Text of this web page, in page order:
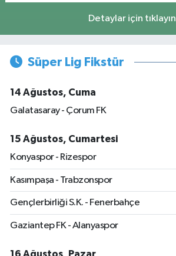
Detaylar için tıklayın
Süper Lig Fikstür
14 Ağustos, Cuma
Galatasaray - Çorum FK
15 Ağustos, Cumartesi
Konyaspor - Rizespor
Kasımpaşa - Trabzonspor
Gençlerbirliği S.K. - Fenerbahçe
Gaziantep FK - Alanyaspor